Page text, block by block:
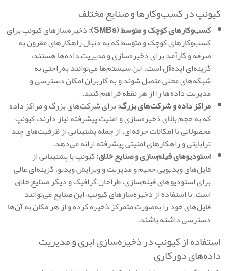
کیونپ در کسب‌وکارها و صنایع مختلف
کسب‌وکارهای کوچک و متوسط (SMBs): ذخیره‌سازهای کیونپ برای
کسب‌وکارهای کوچک و متوسط که به دنبال راهکارهای مقرون به
صرفه و کارآمد برای ذخیره‌سازی و مدیریت داده‌ها هستند،
گزینه‌ای ایده‌آل است. این سیستم‌ها می‌توانند به‌راحتی به
شبکه‌های محلی متصل شوند و به کاربران امکان دسترسی و
مدیریت داده‌ها را از هر نقطه فراهم کنند.
مراکز داده و شرکت‌های بزرگ:برای شرکت‌های بزرگ و مراکز داده
که به حجم بالای ذخیره‌سازی و امنیت پیشرفته نیاز دارند، کیونپ
محصولاتی با امکانات حرفه‌ای، از جمله پشتیبانی از ظرفیت‌های چند
ترابایتی و راهکارهای امنیتی پیشرفته ارائه می‌دهد.
استودیوهای فیلم‌سازی و صنایع خلاق:کیونپ با پشتیبانی از
فایل‌های ویدیویی حجیم و مدیریت و ویرایش ویدیو، گزینه‌ای عالی
برای استودیوهای فیلم‌سازی، طراحان گرافیک و دیگر صنایع خلاق
است. با استفاده از ذخیره‌سازهای کیونپ، این صنایع می‌توانند
فایل‌های خود را به‌صورت متمرکز ذخیره کرده و از هر مکان به آن‌ها
دسترسی داشته باشند.
استفاده از کیونپ در ذخیره‌سازی ابری و مدیریت
داده‌های دورکاری